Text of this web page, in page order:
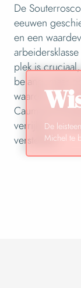
De
eeuwen
en een
plek is
belang, maar
waarde. Het
Caumont-
verrijken en
versterken.
De
Michel te